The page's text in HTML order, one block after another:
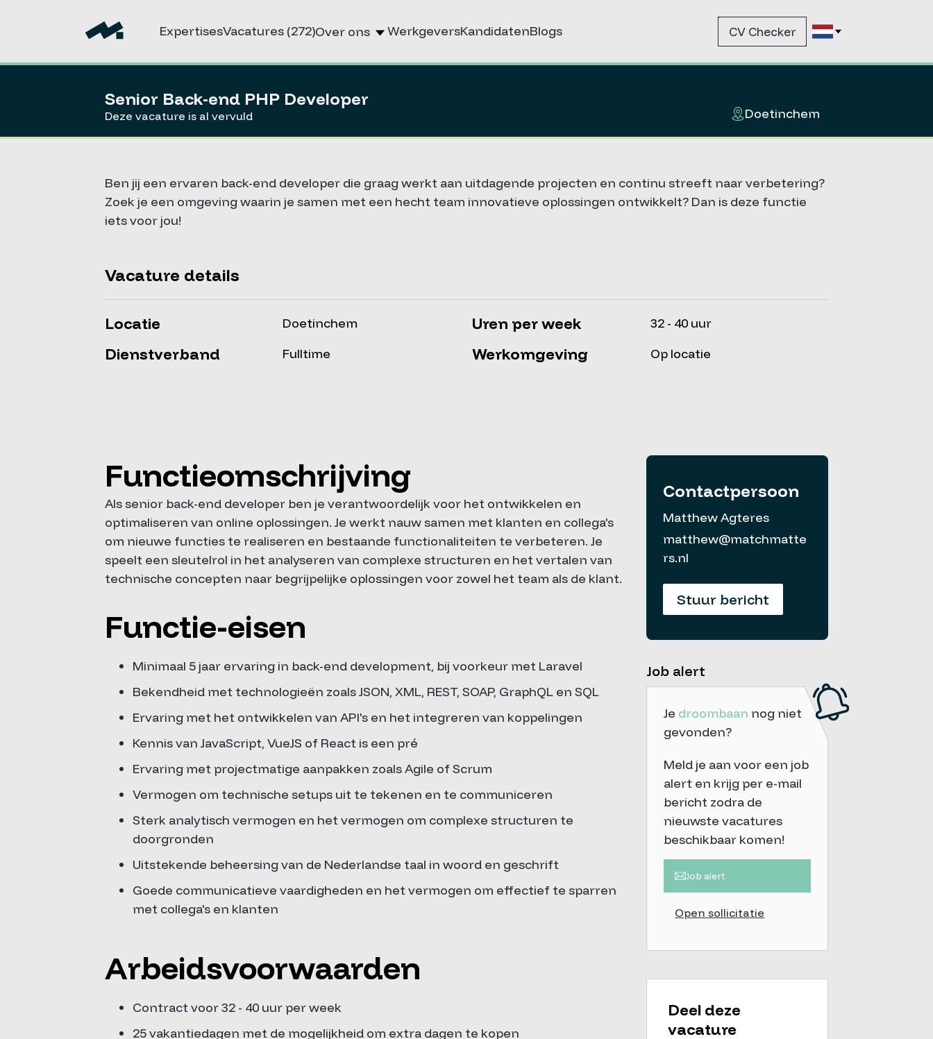
ExpertisesVacatures (272)Over ons WerkgeversKandidatenBlogs CV Checker
Senior Back-end PHP Developer
Deze vacature is al vervuld Doetinchem
Ben jij een ervaren back-end developer die graag werkt aan uitdagende projecten en continu streeft naar verbetering?
Zoek je een omgeving waarin je samen met een hecht team innovatieve oplossingen ontwikkelt? Dan is deze functie
iets voor jou!
Vacature details
Locatie Doetinchem Uren per week 32 - 40 uur
Dienstverband Fulltime Werkomgeving Op locatie
Functieomschrijving
Als senior back-end developer ben je verantwoordelijk voor het ontwikkelen en
optimaliseren van online oplossingen. Je werkt nauw samen met klanten en collega's
om nieuwe functies te realiseren en bestaande functionaliteiten te verbeteren. Je
speelt een sleutelrol in het analyseren van complexe structuren en het vertalen van
technische concepten naar begrijpelijke oplossingen voor zowel het team als de klant.
Functie-eisen
Minimaal 5 jaar ervaring in back-end development, bij voorkeur met Laravel
Bekendheid met technologieën zoals JSON, XML, REST, SOAP, GraphQL en SQL
Ervaring met het ontwikkelen van API's en het integreren van koppelingen
Kennis van JavaScript, VueJS of React is een pré
Ervaring met projectmatige aanpakken zoals Agile of Scrum
Vermogen om technische setups uit te tekenen en te communiceren
Sterk analytisch vermogen en het vermogen om complexe structuren te
doorgronden
Uitstekende beheersing van de Nederlandse taal in woord en geschrift
Goede communicatieve vaardigheden en het vermogen om effectief te sparren
met collega's en klanten
Arbeidsvoorwaarden
Contract voor 32 - 40 uur per week
25 vakantiedagen met de mogelijkheid om extra dagen te kopen
Contactpersoon
Matthew Agteres
matthew@matchmatte
rs.nl
Stuur bericht
Job alert
Je droombaan nog niet
gevonden?
Meld je aan voor een job
alert en krijg per e-mail
bericht zodra de
nieuwste vacatures
beschikbaar komen!
Job alert
Open sollicitatie
Deel deze
vacature